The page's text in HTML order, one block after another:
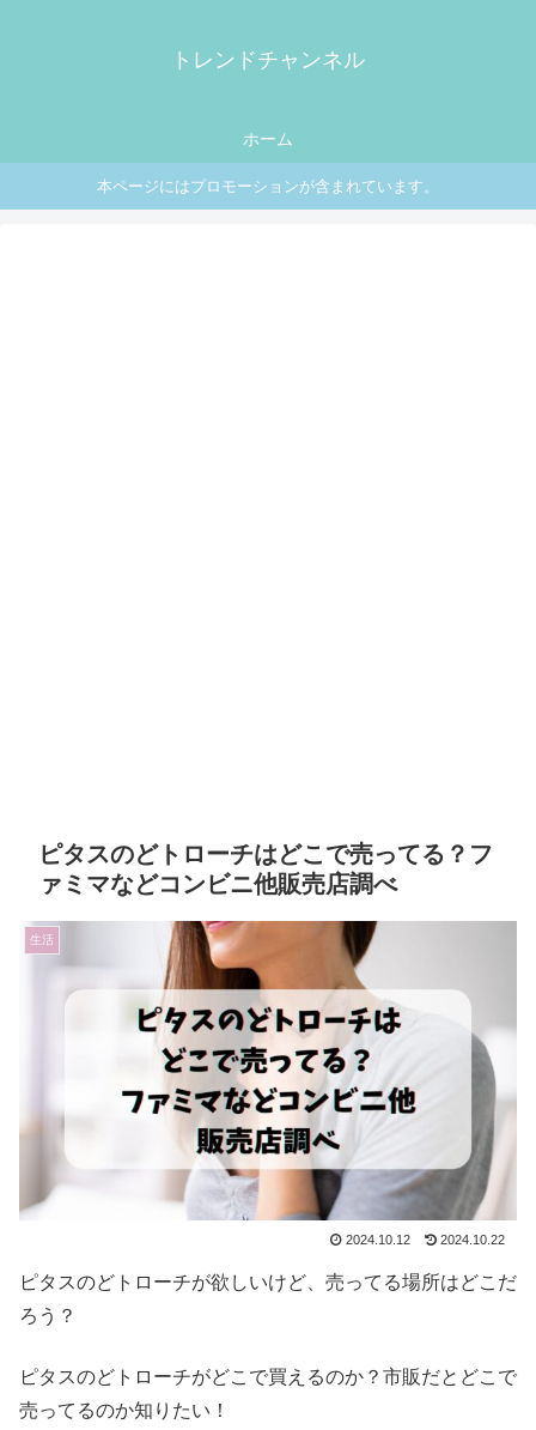
トレンドチャンネル
ホーム
本ページにはプロモーションが含まれています。
ピタスのどトローチはどこで売ってる？フ
ァミマなどコンビニ他販売店調べ
生活
2024.10.12 2024.10.22
ピタスのどトローチが欲しいけど、売ってる場所はどこだ
ろう？
ピタスのどトローチがどこで買えるのか？市販だとどこで
売ってるのか知りたい！